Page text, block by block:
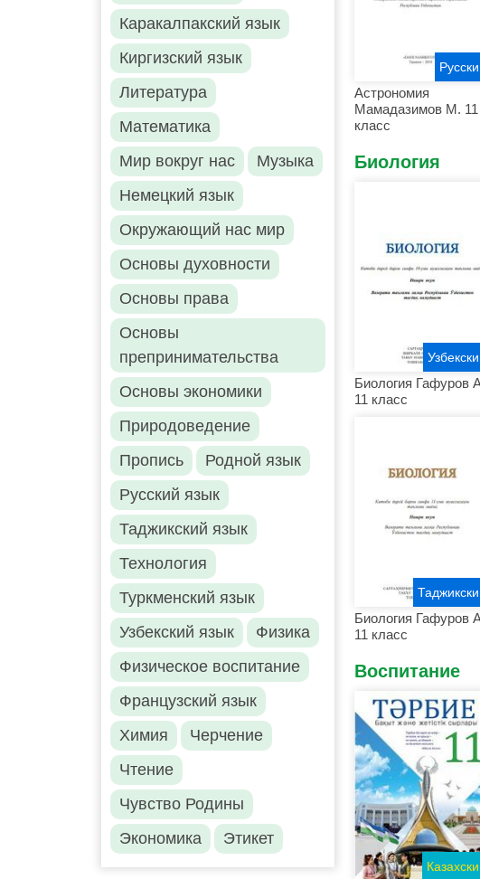
Каракалпакский язык
Киргизский язык
Литература
Математика
Мир вокруг нас
Музыка
Немецкий язык
Окружающий нас мир
Основы духовности
Основы права
Основы
препринимательства
Основы экономики
Природоведение
Пропись
Родной язык
Русский язык
Таджикский язык
Технология
Туркменский язык
Узбекский язык
Физика
Физическое воспитание
Французский язык
Химия
Черчение
Чтение
Чувство Родины
Экономика
Этикет
Астрономия
Мамадазимов М. 11
класс
Биология
Биология Гафуров
11 класс
Биология Гафуров
11 класс
Воспитание